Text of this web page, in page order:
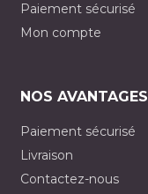
Paiement sécurisé
Mon compte
NOS AVANTAGES
Paiement sécurisé
Livraison
Contactez-nous